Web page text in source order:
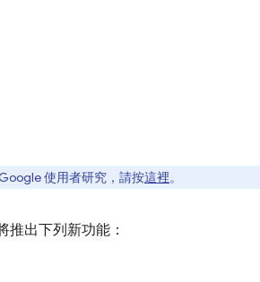
使用者研究，請按這裡。
出下列新功能：